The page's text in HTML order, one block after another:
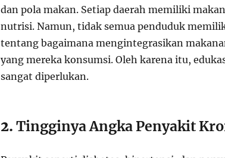
dan pola makan. Setiap daerah memiliki
nutrisi. Namun, tidak semua penduduk
tentang bagaimana mengintegrasikan
yang mereka konsumsi. Oleh karena itu,
sangat diperlukan.
2.Tingginya Angka Penyakit